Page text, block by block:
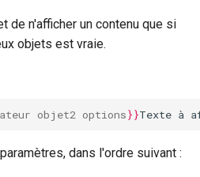
de n'afficher un contenu que si
objets est vraie.
objet2 options}}Texte à
dans l'ordre suivant :